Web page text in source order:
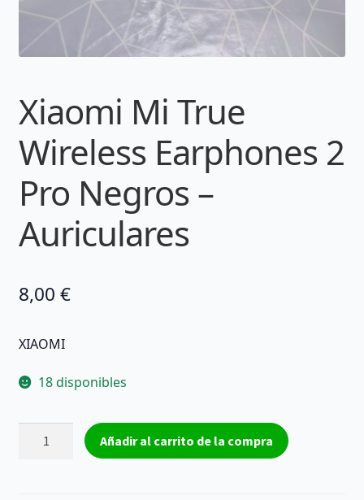
Xiaomi Mi True
Wireless Earphones 2
Pro Negros –
Auriculares
8,00 €
XIAOMI
18 disponibles
Añadir al carrito de la compra